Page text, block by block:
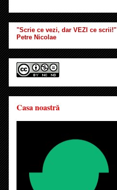
"Scrie ce vezi, dar VEZI ce scrii!"
Petre Nicolae
Casa noastră